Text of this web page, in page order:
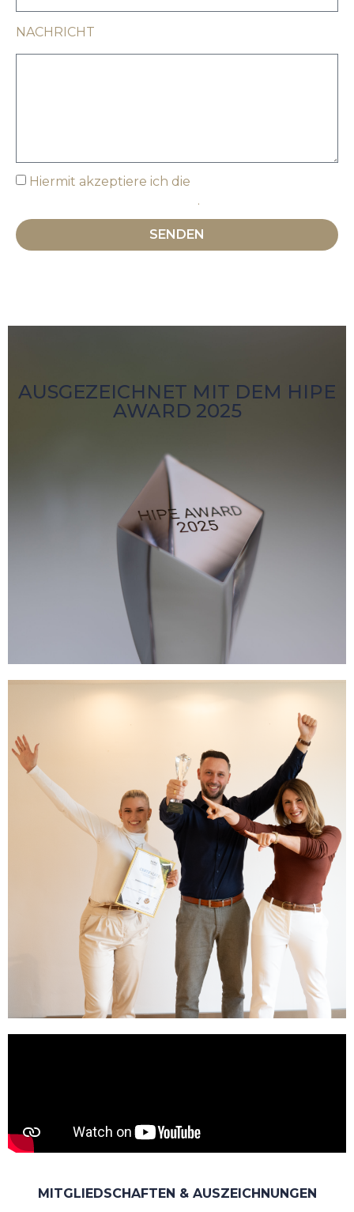
NACHRICHT
Hiermit akzeptiere ich die
.
SENDEN
AUSGEZEICHNET MIT DEM HIPE
AWARD 2025
MITGLIEDSCHAFTEN & AUSZEICHNUNGEN